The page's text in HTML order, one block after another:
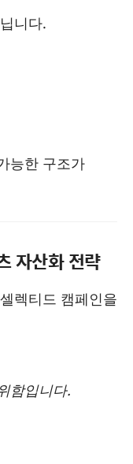
니다.
능한 구조가
자산화 전략
렉티드 캠페인을
함입니다.